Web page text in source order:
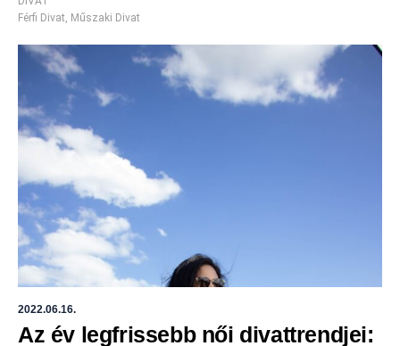
Férfi Divat, Műszaki Divat
2022.06.16.
Az év legfrissebb női divattrendjei: